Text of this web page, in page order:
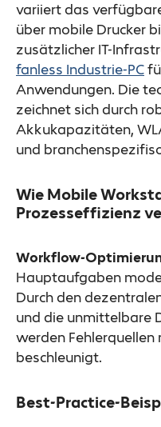
variiert das
über mobile Drucker
zusätzlicher IT-
fanless Industrie-PC
Anwendungen. Die
zeichnet sich durch
Akkukapazitäten,
und
Wie Mobile
Prozesseffizienz
Workflow-
Hauptaufgaben
Durch den
und die unmittelbare
werden
beschleunigt.
Best-Practice-